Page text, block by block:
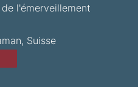
l'émerveillement
Suisse